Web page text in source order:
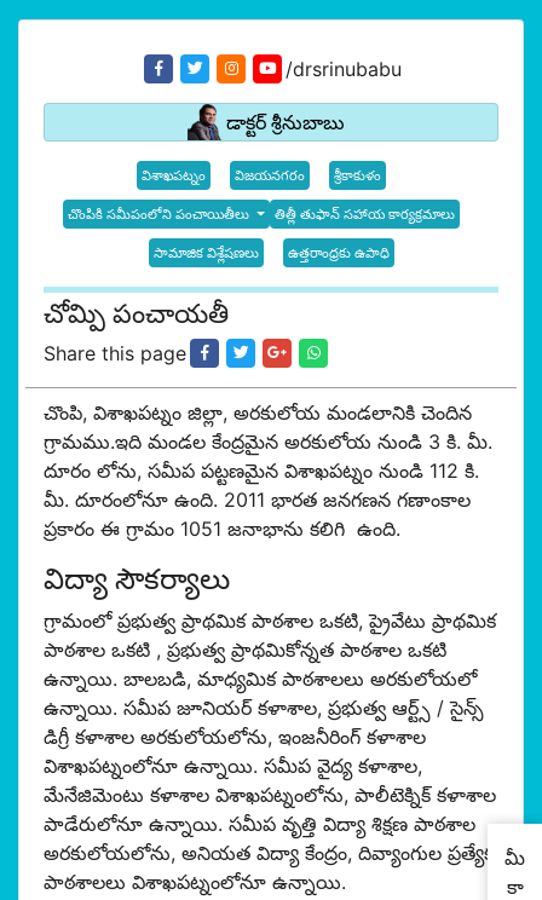
/drsrinubabu
డాక్టర్ శ్రీనుబాబు
విశాఖపట్నం విజయనగరం శ్రీకాకుళం
చొంపికి సమీపంలోని పంచాయితీలు తిత్లీ తుఫాన్ సహాయ కార్యక్రమాలు
సామాజిక విశ్లేషణలు ఉత్తరాంధ్రకు ఉపాధి
చోమ్పి పంచాయతీ
Share this page
చొంపి, విశాఖపట్నం జిల్లా, అరకులోయ మండలానికి చెందిన
గ్రామము.ఇది మండల కేంద్రమైన అరకులోయ నుండి 3 కి. మీ.
దూరం లోను, సమీప పట్టణమైన విశాఖపట్నం నుండి 112 కి.
మీ. దూరంలోనూ ఉంది. 2011 భారత జనగణన గణాంకాల
ప్రకారం ఈ గ్రామం 1051 జనాభాను కలిగి ఉంది.
విద్యా సౌకర్యాలు
గ్రామంలో ప్రభుత్వ ప్రాథమిక పాఠశాల ఒకటి, ప్రైవేటు ప్రాథమిక
పాఠశాల ఒకటి , ప్రభుత్వ ప్రాథమికోన్నత పాఠశాల ఒకటి
ఉన్నాయి. బాలబడి, మాధ్యమిక పాఠశాల‌లు అరకులోయలో
ఉన్నాయి. సమీప జూనియర్ కళాశాల, ప్రభుత్వ ఆర్ట్స్ / సైన్స్
డిగ్రీ కళాశాల అరకులోయలోను, ఇంజనీరింగ్ కళాశాల
విశాఖపట్నంలోనూ ఉన్నాయి. సమీప వైద్య కళాశాల,
మేనేజిమెంటు కళాశాల విశాఖపట్నంలోను, పాలీటెక్నిక్ కళాశాల
పాడేరులోనూ ఉన్నాయి. సమీప వృత్తి విద్యా శిక్షణ పాఠశాల
అరకులోయలోను, అనియత విద్యా కేంద్రం, దివ్యాంగుల ప్రత్యేక
పాఠశాల‌లు విశాఖపట్నంలోనూ ఉన్నాయి.
మీ
కా